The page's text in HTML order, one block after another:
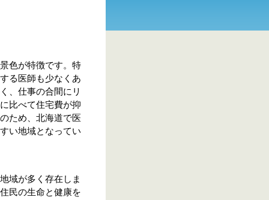
色が特徴です。特
る医師も少なくあ
、仕事の合間にリ
比べて住宅費が抑
ため、北海道で医
い地域となってい
域が多く存在しま
民の生命と健康を